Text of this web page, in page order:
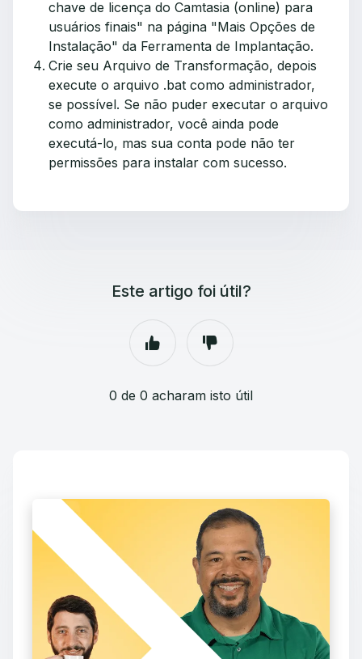
chave de licença do Camtasia (online) para
usuários finais" na página "Mais Opções de
Instalação" da Ferramenta de Implantação.
Crie seu Arquivo de Transformação, depois
execute o arquivo .bat como administrador,
se possível. Se não puder executar o arquivo
como administrador, você ainda pode
executá-lo, mas sua conta pode não ter
permissões para instalar com sucesso.
Este artigo foi útil?
0 de 0 acharam isto útil